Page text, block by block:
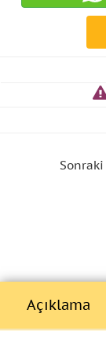
Açıklama
Sonraki